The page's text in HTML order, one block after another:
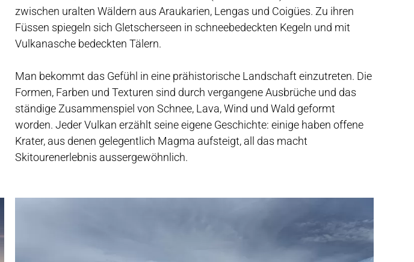
zwischen uralten Wäldern aus Araukarien, Lengas und Coigües. Zu ihren
Füssen spiegeln sich Gletscherseen in schneebedeckten Kegeln und mit
Vulkanasche bedeckten Tälern.
Man bekommt das Gefühl in eine prähistorische Landschaft einzutreten. Die
Formen, Farben und Texturen sind durch vergangene Ausbrüche und das
ständige Zusammenspiel von Schnee, Lava, Wind und Wald geformt
worden. Jeder Vulkan erzählt seine eigene Geschichte: einige haben offene
Krater, aus denen gelegentlich Magma aufsteigt, all das macht
Skitourenerlebnis aussergewöhnlich.